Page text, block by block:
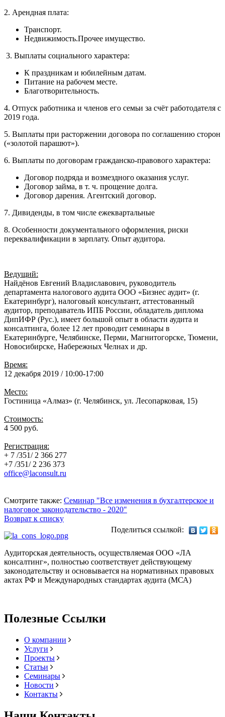
2. Арендная плата:
Транспорт.
Недвижимость.Прочее имущество.
3. Выплаты социального характера:
К праздникам и юбилейным датам.
Питание на рабочем месте.
Благотворительность.
4. Отпуск работника и членов его семьи за счёт работодателя с
2019 года.
5. Выплаты при расторжении договора по соглашению сторон
(«золотой парашют»).
6. Выплаты по договорам гражданско-правового характера:
Договор подряда и возмездного оказания услуг.
Договор займа, в т. ч. прощение долга.
Договор дарения. Агентский договор.
7. Дивиденды, в том числе ежеквартальные
8. Особенности документального оформления, риски
переквалификации в зарплату. Опыт аудитора.
Ведущий:
Найдёнов Евгений Владиславович, руководитель
департамента налогового аудита ООО «Бизнес аудит» (г.
Екатеринбург), налоговый консультант, аттестованный
аудитор, преподаватель ИПБ России, обладатель диплома
ДипИФР (Рус.), имеет большой опыт в области аудита и
консалтинга, более 12 лет проводит семинары в
Екатеринбурге, Челябинске, Перми, Магнитогорске, Тюмени,
Новосибирске, Набережных Челнах и др.
Время:
12 декабря 2019 / 10:00-17:00
Место:
Гостиница «Алмаз» (г. Челябинск, ул. Лесопарковая, 15)
Стоимость:
4 500 руб.
Регистрация:
+ 7 /351/ 2 366 277
+7 /351/ 2 236 373
office@laconsult.ru
Смотрите также: Семинар "Все изменения в бухгалтерское и
налоговое законодательство - 2020"
Возврат к списку
Поделиться ссылкой:
Аудиторская деятельность, осуществляемая ООО «ЛА
консалтинг», полностью соответствует действующему
законодательству и основывается на нормативных правовых
актах РФ и Международных стандартах аудита (МСА)
Полезные Ссылки
О компании
Услуги
Проекты
Статьи
Семинары
Новости
Контакты